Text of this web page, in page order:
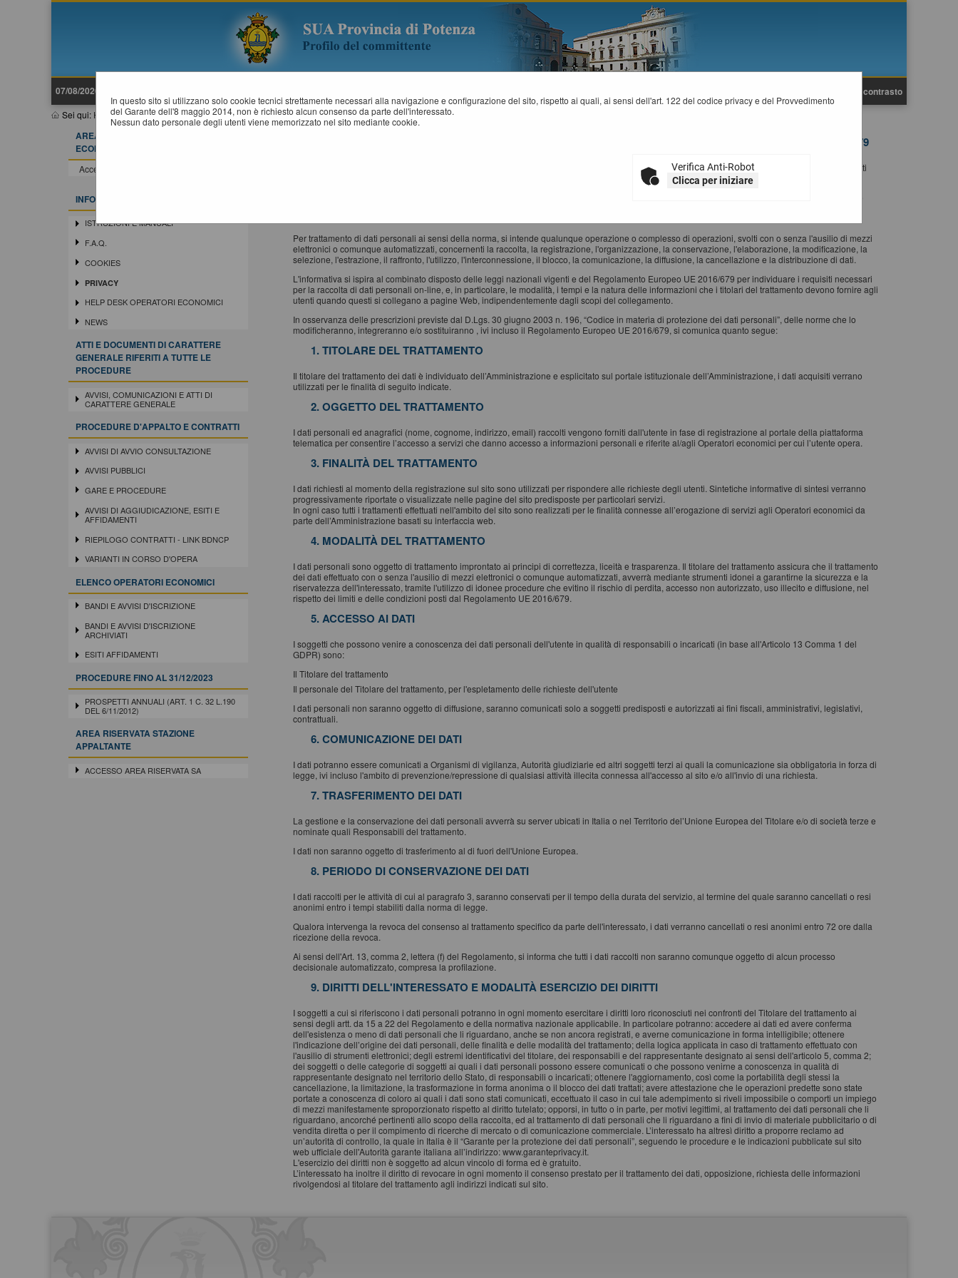
07/08/2026 16:18 Alto contrasto
Sei qui: Home»Informazioni»Privacy
In questo sito si utilizzano solo cookie tecnici strettamente necessari alla navigazione e configurazione del sito, rispetto ai quali, ai sensi dell'art. 122 del codice privacy e del Provvedimento
del Garante dell'8 maggio 2014, non è richiesto alcun consenso da parte dell'interessato.
Nessun dato personale degli utenti viene memorizzato nel sito mediante cookie.
Verifica Anti-Robot
Clicca per iniziare
AREA RISERVATA OPERATORE
ECONOMICO
Accedi - Registrati
INFORMAZIONI
ISTRUZIONI E MANUALI
F.A.Q.
COOKIES
PRIVACY
HELP DESK OPERATORI ECONOMICI
NEWS
ATTI E DOCUMENTI DI CARATTERE
GENERALE RIFERITI A TUTTE LE
PROCEDURE
AVVISI, COMUNICAZIONI E ATTI DI
CARATTERE GENERALE
PROCEDURE D'APPALTO E CONTRATTI
AVVISI DI AVVIO CONSULTAZIONE
AVVISI PUBBLICI
GARE E PROCEDURE
AVVISI DI AGGIUDICAZIONE, ESITI E
AFFIDAMENTI
RIEPILOGO CONTRATTI - LINK BDNCP
VARIANTI IN CORSO D'OPERA
ELENCO OPERATORI ECONOMICI
BANDI E AVVISI D'ISCRIZIONE
BANDI E AVVISI D'ISCRIZIONE
ARCHIVIATI
ESITI AFFIDAMENTI
PROCEDURE FINO AL 31/12/2023
PROSPETTI ANNUALI (ART. 1 C. 32 L.190
DEL 6/11/2012)
AREA RISERVATA STAZIONE
APPALTANTE
ACCESSO AREA RISERVATA SA
PRIVACY POLICY - INFORMATIVA PRIVACY AI SENSI DEL DLGS 196/2003 E DEL REGOLAMENTO UE 2016/679
Ai sensi del Regolamento UE 2016/679 denominato “Regolamento Europeo in materia di protezione dei dati personali” (GDPR) informiamo gli utenti
che i dati personali immessi nel sito sono trattati con le modalità e le finalità descritte di seguito.
Per trattamento di dati personali ai sensi della norma, si intende qualunque operazione o complesso di operazioni, svolti con o senza l'ausilio di mezzi
elettronici o comunque automatizzati, concernenti la raccolta, la registrazione, l'organizzazione, la conservazione, l'elaborazione, la modificazione, la
selezione, l'estrazione, il raffronto, l'utilizzo, l'interconnessione, il blocco, la comunicazione, la diffusione, la cancellazione e la distribuzione di dati.
L'informativa si ispira al combinato disposto delle leggi nazionali vigenti e del Regolamento Europeo UE 2016/679 per individuare i requisiti necessari
per la raccolta di dati personali on-line, e, in particolare, le modalità, i tempi e la natura delle informazioni che i titolari del trattamento devono fornire agli
utenti quando questi si collegano a pagine Web, indipendentemente dagli scopi del collegamento.
In osservanza delle prescrizioni previste dal D.Lgs. 30 giugno 2003 n. 196, “Codice in materia di protezione dei dati personali”, delle norme che lo
modificheranno, integreranno e/o sostituiranno , ivi incluso il Regolamento Europeo UE 2016/679, si comunica quanto segue:
1. TITOLARE DEL TRATTAMENTO
Il titolare del trattamento dei dati è individuato dell’Amministrazione e esplicitato sul portale istituzionale dell’Amministrazione, i dati acquisiti verrano
utilizzati per le finalità di seguito indicate.
2. OGGETTO DEL TRATTAMENTO
I dati personali ed anagrafici (nome, cognome, indirizzo, email) raccolti vengono forniti dall'utente in fase di registrazione al portale della piattaforma
telematica per consentire l’accesso a servizi che danno accesso a informazioni personali e riferite al/agli Operatori economici per cui l’utente opera.
3. FINALITÀ DEL TRATTAMENTO
I dati richiesti al momento della registrazione sul sito sono utilizzati per rispondere alle richieste degli utenti. Sintetiche informative di sintesi verranno
progressivamente riportate o visualizzate nelle pagine del sito predisposte per particolari servizi.
In ogni caso tutti i trattamenti effettuati nell'ambito del sito sono realizzati per le finalità connesse all’erogazione di servizi agli Operatori economici da
parte dell’Amministrazione basati su interfaccia web.
4. MODALITÀ DEL TRATTAMENTO
I dati personali sono oggetto di trattamento improntato ai principi di correttezza, liceità e trasparenza. Il titolare del trattamento assicura che il trattamento
dei dati effettuato con o senza l'ausilio di mezzi elettronici o comunque automatizzati, avverrà mediante strumenti idonei a garantirne la sicurezza e la
riservatezza dell'interessato, tramite l'utilizzo di idonee procedure che evitino il rischio di perdita, accesso non autorizzato, uso illecito e diffusione, nel
rispetto dei limiti e delle condizioni posti dal Regolamento UE 2016/679.
5. ACCESSO AI DATI
I soggetti che possono venire a conoscenza dei dati personali dell'utente in qualità di responsabili o incaricati (in base all'Articolo 13 Comma 1 del
GDPR) sono:
Il Titolare del trattamento
Il personale del Titolare del trattamento, per l'espletamento delle richieste dell'utente
I dati personali non saranno oggetto di diffusione, saranno comunicati solo a soggetti predisposti e autorizzati ai fini fiscali, amministrativi, legislativi,
contrattuali.
6. COMUNICAZIONE DEI DATI
I dati potranno essere comunicati a Organismi di vigilanza, Autorità giudiziarie ed altri soggetti terzi ai quali la comunicazione sia obbligatoria in forza di
legge, ivi incluso l'ambito di prevenzione/repressione di qualsiasi attività illecita connessa all'accesso al sito e/o all'invio di una richiesta.
7. TRASFERIMENTO DEI DATI
La gestione e la conservazione dei dati personali avverrà su server ubicati in Italia o nel Territorio del’Unione Europea del Titolare e/o di società terze e
nominate quali Responsabili del trattamento.
I dati non saranno oggetto di trasferimento al di fuori dell'Unione Europea.
8. PERIODO DI CONSERVAZIONE DEI DATI
I dati raccolti per le attività di cui al paragrafo 3, saranno conservati per il tempo della durata del servizio, al termine del quale saranno cancellati o resi
anonimi entro i tempi stabiliti dalla norma di legge.
Qualora intervenga la revoca del consenso al trattamento specifico da parte dell'interessato, i dati verranno cancellati o resi anonimi entro 72 ore dalla
ricezione della revoca.
Ai sensi dell'Art. 13, comma 2, lettera (f) del Regolamento, si informa che tutti i dati raccolti non saranno comunque oggetto di alcun processo
decisionale automatizzato, compresa la profilazione.
9. DIRITTI DELL'INTERESSATO E MODALITÀ ESERCIZIO DEI DIRITTI
I soggetti a cui si riferiscono i dati personali potranno in ogni momento esercitare i diritti loro riconosciuti nei confronti del Titolare del trattamento ai
sensi degli artt. da 15 a 22 del Regolamento e della normativa nazionale applicabile. In particolare potranno: accedere ai dati ed avere conferma
dell'esistenza o meno di dati personali che li riguardano, anche se non ancora registrati, e averne comunicazione in forma intelligibile; ottenere
l'indicazione dell’origine dei dati personali, delle finalità e delle modalità del trattamento; della logica applicata in caso di trattamento effettuato con
l'ausilio di strumenti elettronici; degli estremi identificativi del titolare, dei responsabili e del rappresentante designato ai sensi dell'articolo 5, comma 2;
dei soggetti o delle categorie di soggetti ai quali i dati personali possono essere comunicati o che possono venirne a conoscenza in qualità di
rappresentante designato nel territorio dello Stato, di responsabili o incaricati; ottenere l'aggiornamento, così come la portabilità degli stessi la
cancellazione, la limitazione, la trasformazione in forma anonima o il blocco dei dati trattati; avere attestazione che le operazioni predette sono state
portate a conoscenza di coloro ai quali i dati sono stati comunicati, eccettuato il caso in cui tale adempimento si riveli impossibile o comporti un impiego
di mezzi manifestamente sproporzionato rispetto al diritto tutelato; opporsi, in tutto o in parte, per motivi legittimi, al trattamento dei dati personali che li
riguardano, ancorché pertinenti allo scopo della raccolta, ed al trattamento di dati personali che li riguardano a fini di invio di materiale pubblicitario o di
vendita diretta o per il compimento di ricerche di mercato o di comunicazione commerciale. L’interessato ha altresì diritto a proporre reclamo ad
un’autorità di controllo, la quale in Italia è il “Garante per la protezione dei dati personali”, seguendo le procedure e le indicazioni pubblicate sul sito
web ufficiale dell'Autorità garante italiana all’indirizzo: www.garanteprivacy.it.
L'esercizio dei diritti non è soggetto ad alcun vincolo di forma ed è gratuito.
L’interessato ha inoltre il diritto di revocare in ogni momento il consenso prestato per il trattamento dei dati, opposizione, richiesta delle informazioni
rivolgendosi al titolare del trattamento agli indirizzi indicati sul sito.